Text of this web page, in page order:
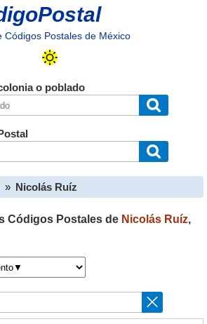
Códigos Postales de México
o poblado
» Nicolás Ruíz
Códigos Postales de Nicolás Ruíz,